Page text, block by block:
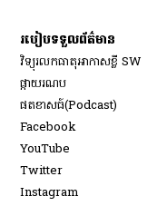
របៀប​ទទួល​ព័ត៌មាន​
វិទ្យុ​រលក​ធាតុអាកាស​ខ្លី SW
​ផ្កាយ​រណប
​ផតខាសធ៍(Podcast)
Facebook
YouTube
Twitter
Instagram